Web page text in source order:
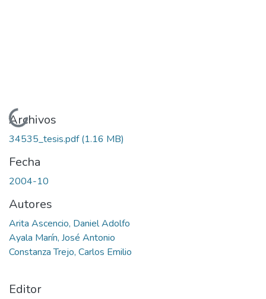
Cargando...
Archivos
34535_tesis.pdf(1.16 MB)
Fecha
2004-10
Autores
Arita Ascencio, Daniel Adolfo
Ayala Marín, José Antonio
Constanza Trejo, Carlos Emilio
Editor